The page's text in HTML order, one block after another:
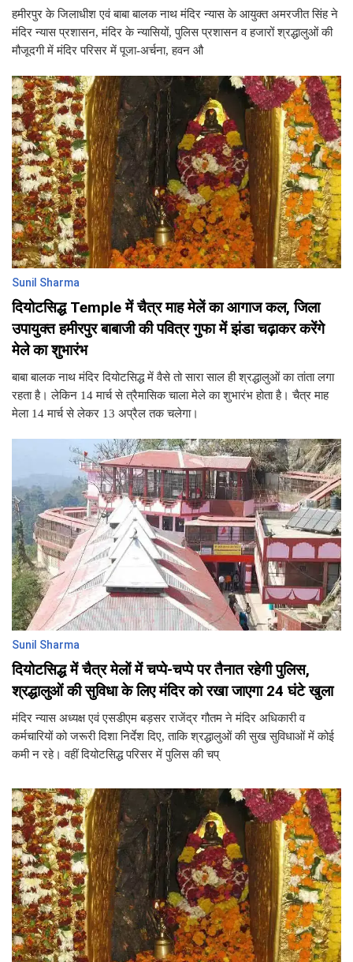
हमीरपुर के जिलाधीश एवं बाबा बालक नाथ मंदिर न्यास के आयुक्त अमरजीत सिंह ने
मंदिर न्यास प्रशासन, मंदिर के न्यासियों, पुलिस प्रशासन व हजारों श्रद्धालुओं की
मौजूदगी में मंदिर परिसर में पूजा-अर्चना, हवन औ
Sunil Sharma
दियोटसिद्ध Temple में चैत्र माह मेलें का आगाज कल, जिला
उपायुक्त हमीरपुर बाबाजी की पवित्र गुफा में झंडा चढ़ाकर करेंगे
मेले का शुभारंभ
बाबा बालक नाथ मंदिर दियोटसिद्ध में वैसे तो सारा साल ही श्रद्धालुओं का तांता लगा
रहता है। लेकिन 14 मार्च से त्रैमासिक चाला मेले का शुभारंभ होता है। चैत्र माह
मेला 14 मार्च से लेकर 13 अप्रैल तक चलेगा।
Sunil Sharma
दियोटसिद्ध में चैत्र मेलों में चप्पे-चप्पे पर तैनात रहेगी पुलिस,
श्रद्धालुओं की सुविधा के लिए मंदिर को रखा जाएगा 24 घंटे खुला
मंदिर न्यास अध्यक्ष एवं एसडीएम बड़सर राजेंद्र गौतम ने मंदिर अधिकारी व
कर्मचारियों को जरूरी दिशा निर्देश दिए, ताकि श्रद्धालुओं की सुख सुविधाओं में कोई
कमी न रहे। वहीं दियोटसिद्ध परिसर में पुलिस की चप्